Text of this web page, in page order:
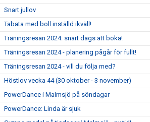
Snart jullov
Tabata med boll inställd ikväll!
Träningsresan 2024: snart dags att boka!
Träningsresan 2024 - planering pågår för fullt!
Träningsresan 2024 - vill du följa med?
Höstlov vecka 44 (30 oktober - 3 november)
PowerDance i Malmsjö på söndagar
PowerDance: Linda är sjuk